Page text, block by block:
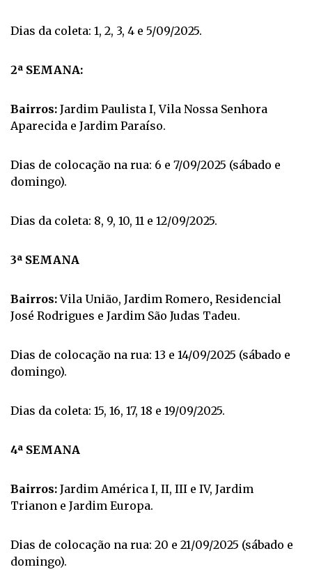
Dias da coleta: 1, 2, 3, 4 e 5/09/2025.
2ª SEMANA:
Bairros: Jardim Paulista I, Vila Nossa Senhora
Aparecida e Jardim Paraíso.
Dias de colocação na rua: 6 e 7/09/2025 (sábado e
domingo).
Dias da coleta: 8, 9, 10, 11 e 12/09/2025.
3ª SEMANA
Bairros:Vila União, Jardim Romero, Residencial
José Rodrigues e Jardim São Judas Tadeu.
Dias de colocação na rua: 13 e 14/09/2025 (sábado e
domingo).
Dias da coleta: 15, 16, 17, 18 e 19/09/2025.
4ª SEMANA
Bairros: Jardim América I, II, III e IV, Jardim
Trianon e Jardim Europa.
Dias de colocação na rua: 20 e 21/09/2025 (sábado e
domingo).